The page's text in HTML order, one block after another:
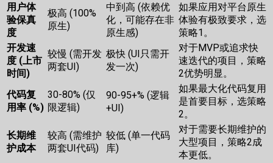
用户体
验保真
度
极高 (100%
原生)
中到高 (依赖优
化，可能存在非
原生感)
如果应用对平台原生
体验有极致要求，选
策略1。
开发速
度 (上市
时间)
较慢 (需开发
两套UI)
极快 (UI只需开
发一次)
对于MVP或追求快
速迭代的项目，策略
2优势明显。
代码复
用率 (%)
30-80% (仅
限逻辑)
90-95+% (逻辑
+UI)
如果最大化代码复用
是首要目标，选策略
2。
长期维
护成本
较高 (需维护
两套UI代码)
较低 (单一代码
库)
对于需要长期维护的
大型项目，策略2成
本更低。